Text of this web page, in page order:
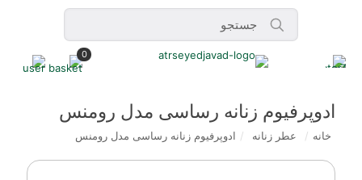
0
ادوپرفیوم زنانه رساسی مدل رومنس
خانه / عطر زنانه / ادوپرفیوم زنانه رساسی مدل رومنس